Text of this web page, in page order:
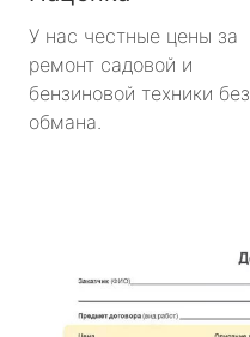
У нас честные цены за
ремонт садовой и
бензиновой техники без
обмана.